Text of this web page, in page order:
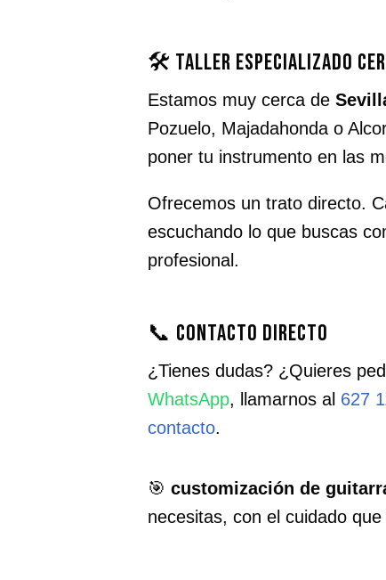
🛠️ Taller especializado
Estamos muy cerca de
Pozuelo, Majadahonda o
poner tu instrumento en las
Ofrecemos un trato directo.
escuchando lo que buscas
profesional.
📞 Contacto directo
¿Tienes dudas? ¿Quieres
WhatsApp, llamarnos al 627
contacto.
🎯customización de
necesitas, con el cuidado